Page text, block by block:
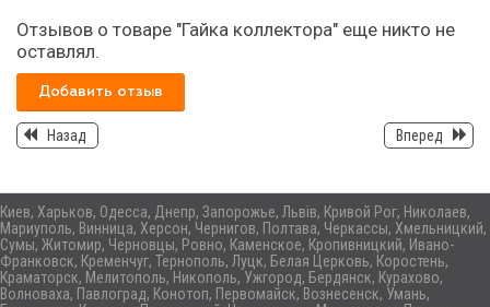
Отзывов о товаре "Гайка коллектора" еще никто не
оставлял.
Добавить отзыв
Назад Вперед
Киев, Харьков, Одесса, Днепр, Запорожье, Львів, Кривой Рог, Николаев,
Мариуполь, Винница, Херсон, Чернигов, Полтава, Черкассы, Хмельницкий,
Сумы, Житомир, Черновцы, Ровно, Каменское, Кропивницкий, Ивано-
Франковск, Кременчуг, Тернополь, Луцк, Белая Церковь, Коростень,
Краматорск, Мелитополь, Никополь, Ужгород, Бердянск, Курахово,
Волноваха, Павлоград, Конотоп, Первомайск, Вознесенск, Умань,